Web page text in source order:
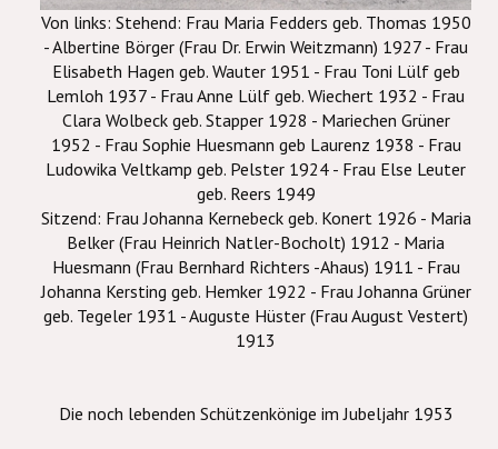
Von links: Stehend: Frau Maria Fedders geb. Thomas 1950
- Albertine Börger (Frau Dr. Erwin Weitzmann) 1927 - Frau
Elisabeth Hagen geb. Wauter 1951 - Frau Toni Lülf geb
Lemloh 1937 - Frau Anne Lülf geb. Wiechert 1932 - Frau
Clara Wolbeck geb. Stapper 1928 - Mariechen Grüner
1952 - Frau Sophie Huesmann geb Laurenz 1938 - Frau
Ludowika Veltkamp geb. Pelster 1924 - Frau Else Leuter
geb. Reers 1949
Sitzend: Frau Johanna Kernebeck geb. Konert 1926 - Maria
Belker (Frau Heinrich Natler-Bocholt) 1912 - Maria
Huesmann (Frau Bernhard Richters -Ahaus) 1911 - Frau
Johanna Kersting geb. Hemker 1922 - Frau Johanna Grüner
geb. Tegeler 1931 - Auguste Hüster (Frau August Vestert)
1913
Die noch lebenden Schützenkönige im Jubeljahr 1953